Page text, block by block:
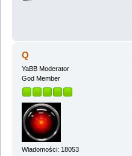
Q
YaBB Moderator
God Member
Wiadomości: 18053